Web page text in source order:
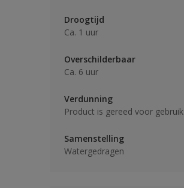
Droogtijd
Ca. 1 uur
Overschilderbaar
Ca. 6 uur
Verdunning
Product is gereed voor gebruik
Samenstelling
Watergedragen